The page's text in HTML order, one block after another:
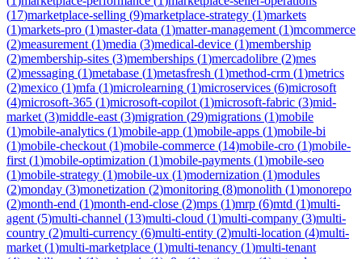
(17)marketplace-selling (9)marketplace-strategy (1)markets
(1)markets-pro (1)master-data (1)matter-management (1)mcommerce
(2)measurement (1)media (3)medical-device (1)membership
(2)membership-sites (3)memberships (1)mercadolibre (2)mes
(2)messaging (1)metabase (1)metasfresh (1)method-crm (1)metrics
(2)mexico (1)mfa (1)microlearning (1)microservices (6)microsoft
(4)microsoft-365 (1)microsoft-copilot (1)microsoft-fabric (3)mid-
market (3)middle-east (3)migration (29)migrations (1)mobile
(1)mobile-analytics (1)mobile-app (1)mobile-apps (1)mobile-bi
(1)mobile-checkout (1)mobile-commerce (14)mobile-cro (1)mobile-
first (1)mobile-optimization (1)mobile-payments (1)mobile-seo
(1)mobile-strategy (1)mobile-ux (1)modernization (1)modules
(2)monday (3)monetization (2)monitoring (8)monolith (1)monorepo
(2)month-end (1)month-end-close (2)mps (1)mrp (6)mtd (1)multi-
agent (5)multi-channel (13)multi-cloud (1)multi-company (3)multi-
country (2)multi-currency (6)multi-entity (2)multi-location (4)multi-
market (1)multi-marketplace (1)multi-tenancy (1)multi-tenant